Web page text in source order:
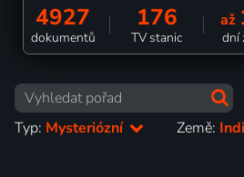
4927
dokumentů
176
TV stanic
až
dní
Typ: Mysteriózní Země: